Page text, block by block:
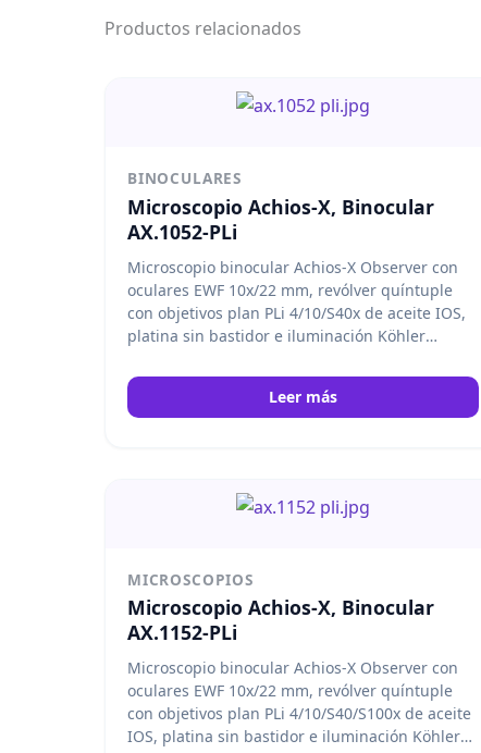
Productos relacionados
BINOCULARES
Microscopio Achios-X, Binocular
AX.1052-PLi
Microscopio binocular Achios-X Observer con
oculares EWF 10x/22 mm, revólver quíntuple
con objetivos plan PLi 4/10/S40x de aceite IOS,
platina sin bastidor e iluminación Köhler
luz. Euromex
Leer más
MICROSCOPIOS
Microscopio Achios-X, Binocular
AX.1152-PLi
Microscopio binocular Achios-X Observer con
oculares EWF 10x/22 mm, revólver quíntuple
con objetivos plan PLi 4/10/S40/S100x de aceite
IOS, platina sin bastidor e iluminación Köhler